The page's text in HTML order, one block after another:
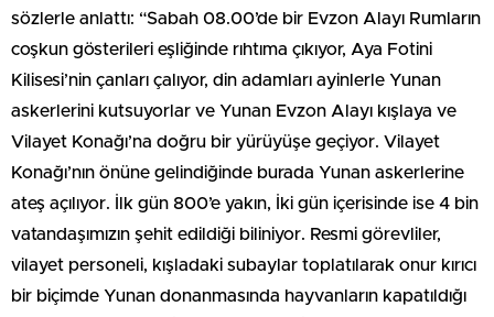
sözlerle anlattı: “Sabah 08.00’de bir Evzon Alayı Rumların
coşkun gösterileri eşliğinde rıhtıma çıkıyor, Aya Fotini
Kilisesi’nin çanları çalıyor, din adamları ayinlerle Yunan
askerlerini kutsuyorlar ve Yunan Evzon Alayı kışlaya ve
Vilayet Konağı’na doğru bir yürüyüşe geçiyor. Vilayet
Konağı’nın önüne gelindiğinde burada Yunan askerlerine
ateş açılıyor. İlk gün 800’e yakın, İki gün içerisinde ise 4 bin
vatandaşımızın şehit edildiği biliniyor. Resmi görevliler,
vilayet personeli, kışladaki subaylar toplatılarak onur kırıcı
bir biçimde Yunan donanmasında hayvanların kapatıldığı